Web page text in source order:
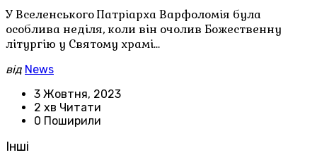
У Вселенського Патріарха Варфоломія була
особлива неділя, коли він очолив Божественну
літургію у Святому храмі…
від News
3 Жовтня, 2023
2 хв Читати
0 Поширили
Інші